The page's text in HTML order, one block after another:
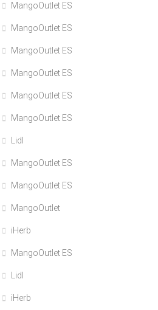
MangoOutlet ES
MangoOutlet ES
MangoOutlet ES
MangoOutlet ES
MangoOutlet ES
MangoOutlet ES
Lidl
MangoOutlet ES
MangoOutlet ES
MangoOutlet
iHerb
MangoOutlet ES
Lidl
iHerb